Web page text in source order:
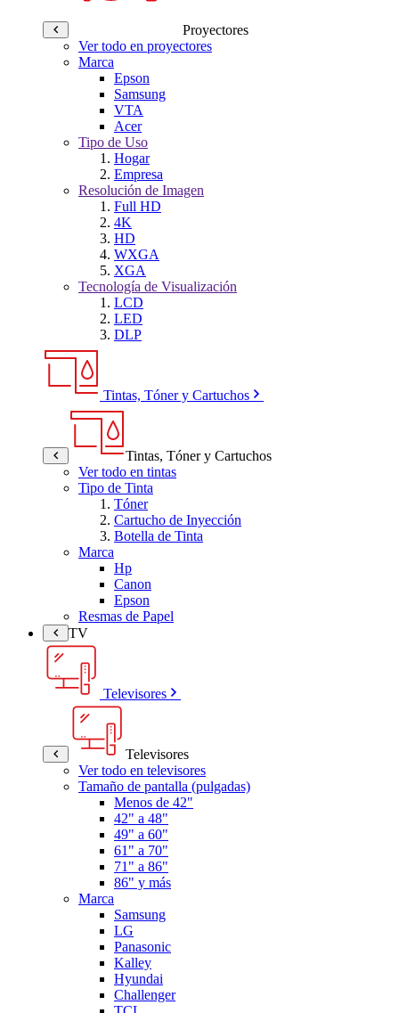
Proyectores
Ver todo en proyectores
Marca
Epson
Samsung
VTA
Acer
Tipo de Uso
Hogar
Empresa
Resolución de Imagen
Full HD
4K
HD
WXGA
XGA
Tecnología de Visualización
LCD
LED
DLP
Tintas, Tóner y Cartuchos
Tintas, Tóner y Cartuchos
Ver todo en tintas
Tipo de Tinta
Tóner
Cartucho de Inyección
Botella de Tinta
Marca
Hp
Canon
Epson
Resmas de Papel
TV
Televisores
Televisores
Ver todo en televisores
Tamaño de pantalla (pulgadas)
Menos de 42"
42" a 48"
49" a 60"
61" a 70"
71" a 86"
86" y más
Marca
Samsung
LG
Panasonic
Kalley
Hyundai
Challenger